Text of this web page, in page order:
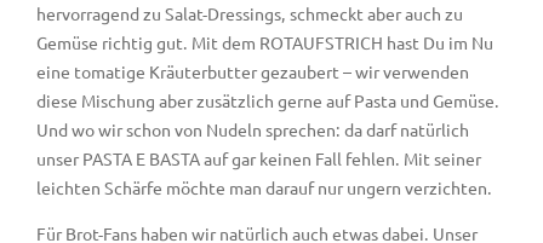
hervorragend zu Salat-Dressings, schmeckt aber auch zu
Gemüse richtig gut. Mit dem ROTAUFSTRICH hast Du im Nu
eine tomatige Kräuterbutter gezaubert – wir verwenden
diese Mischung aber zusätzlich gerne auf Pasta und Gemüse.
Und wo wir schon von Nudeln sprechen: da darf natürlich
unser PASTA E BASTA auf gar keinen Fall fehlen. Mit seiner
leichten Schärfe möchte man darauf nur ungern verzichten.
Für Brot-Fans haben wir natürlich auch etwas dabei. Unser